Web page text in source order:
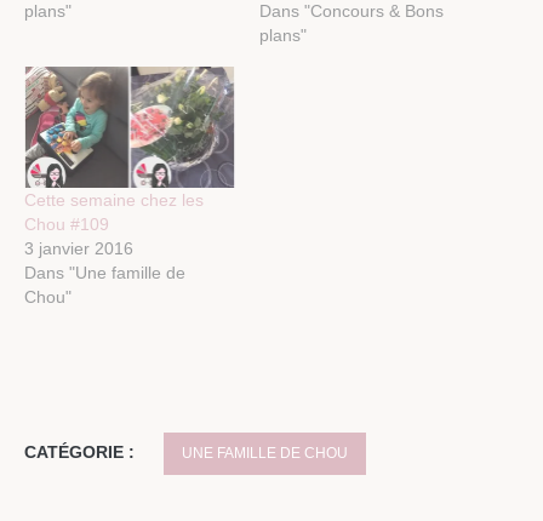
plans"
Dans "Concours & Bons
plans"
Cette semaine chez les
Chou #109
3 janvier 2016
Dans "Une famille de
Chou"
CATÉGORIE : UNE FAMILLE DE CHOU